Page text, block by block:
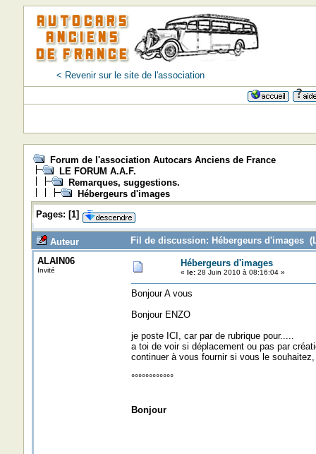
< Revenir sur le site de l'association
Forum de l'association Autocars Anciens de France
LE FORUM A.A.F.
Remarques, suggestions.
Hébergeurs d'images
Pages: [1]
Auteur
Fil de discussion: Hébergeurs d'images
ALAIN06
Invité
Hébergeurs d'images
« le:28 Juin 2010 à 08:16:04 »
Bonjour A vous
Bonjour ENZO
je poste ICI, car par de rubrique pour.....
a toi de voir si déplacement ou pas par
continuer à vous fournir si vous le
°°°°°°°°°°°°
Bonjour